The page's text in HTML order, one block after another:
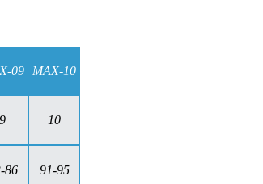
09 MAX-10
9 10
86 91-95